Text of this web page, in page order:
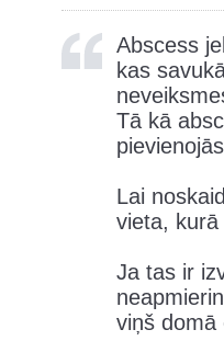
Abscess
kas
Tā kā
Lai
vieta, kurā
Ja tas ir
viņš domā